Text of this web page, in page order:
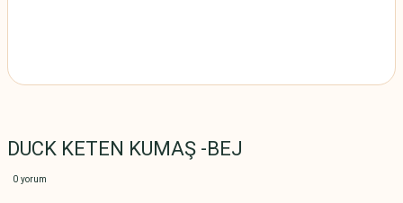
DUCK KETEN KUMAŞ -BEJ
0 yorum